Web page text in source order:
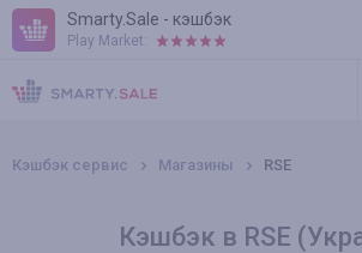
Smarty.Sale - кэшбэк
Play Market:
ПРАВИЛА
ПЛАГИНЫ
Кэшбэк сервис Магазины RSE
Кэшбэк в RSE